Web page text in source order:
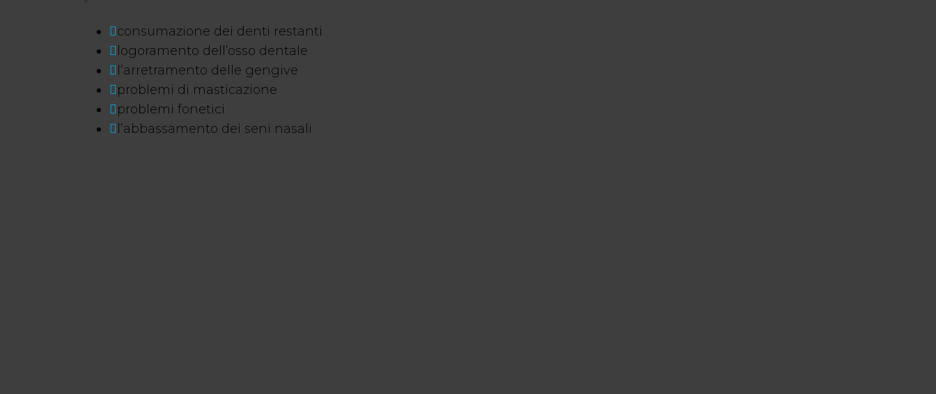
consumazione dei denti restanti
logoramento dell’osso dentale
l’arretramento delle gengive
problemi di masticazione
problemi fonetici
l’abbassamento dei seni nasali